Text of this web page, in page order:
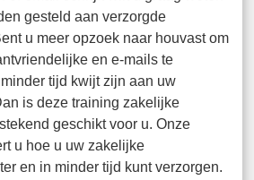
gesteld aan verzorgde
u meer opzoek naar houvast om
en e-mails te
tijd kwijt zijn aan uw
is deze training zakelijke
geschikt voor u. Onze
u hoe u uw zakelijke
en in minder tijd kunt verzorgen.